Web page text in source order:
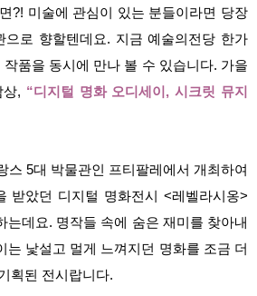
?! 미술에 관심이 있는 분들이라면 당장
으로 향할텐데요. 지금 예술의전당 한가
품을 동시에 만나 볼 수 있습니다. 가을
, “디지털 명화 오디세이, 시크릿 뮤지
스 5대 박물관인 프티팔레에서 개최하여
받았던 디지털 명화전시 <레벨라시옹>
는데요. 명작들 속에 숨은 재미를 찾아내
는 낯설고 멀게 느껴지던 명화를 조금 더
획된 전시랍니다.